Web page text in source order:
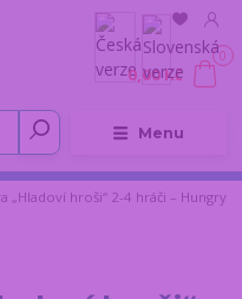
Menu
0
0,00 Kč
„Hladoví hroši“ 2-4 hráči – Hungry